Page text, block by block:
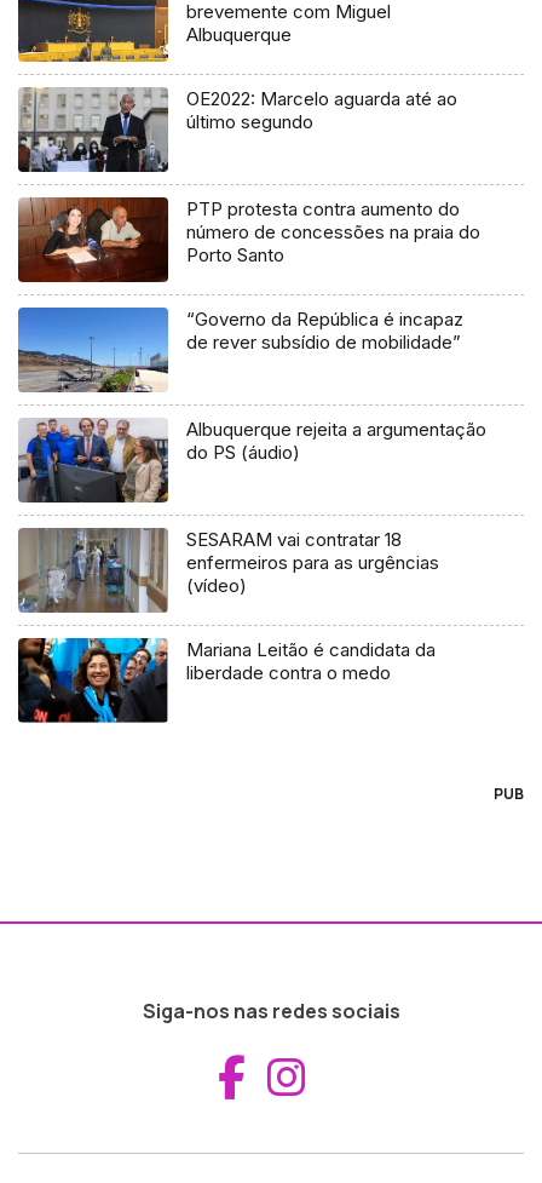
brevemente com Miguel
Albuquerque
OE2022: Marcelo aguarda até ao
último segundo
PTP protesta contra aumento do
número de concessões na praia do
Porto Santo
“Governo da República é incapaz
de rever subsídio de mobilidade”
Albuquerque rejeita a argumentação
do PS (áudio)
SESARAM vai contratar 18
enfermeiros para as urgências
(vídeo)
Mariana Leitão é candidata da
liberdade contra o medo
PUB
Siga-nos nas redes sociais
Aceder ao